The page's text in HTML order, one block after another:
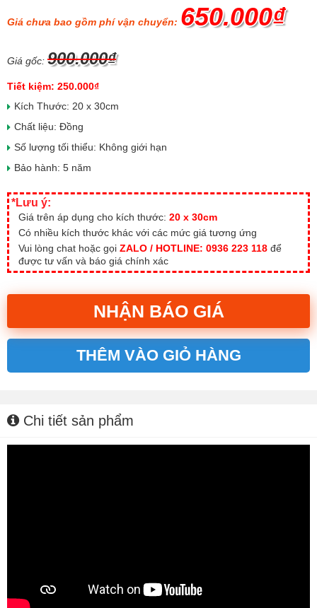
Giá chưa bao gồm phí vận chuyển: 650.000₫
Giá gốc: 900.000₫
Tiết kiệm: 250.000₫
Kích Thước: 20 x 30cm
Chất liệu: Đồng
Số lượng tối thiểu: Không giới hạn
Bảo hành: 5 năm
*Lưu ý:
Giá trên áp dụng cho kích thước: 20 x 30cm
Có nhiều kích thước khác với các mức giá tương ứng
Vui lòng chat hoặc gọi ZALO / HOTLINE: 0936 223 118 để
được tư vấn và báo giá chính xác
NHẬN BÁO GIÁ
THÊM VÀO GIỎ HÀNG
Chi tiết sản phẩm